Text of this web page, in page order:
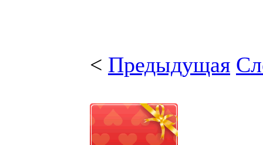
< Предыдущая